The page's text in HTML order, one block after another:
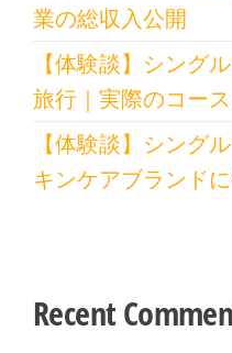
業の総収入公開
【体験談】シング
旅行｜実際のコー
【体験談】シング
キンケアブランドに
Recent